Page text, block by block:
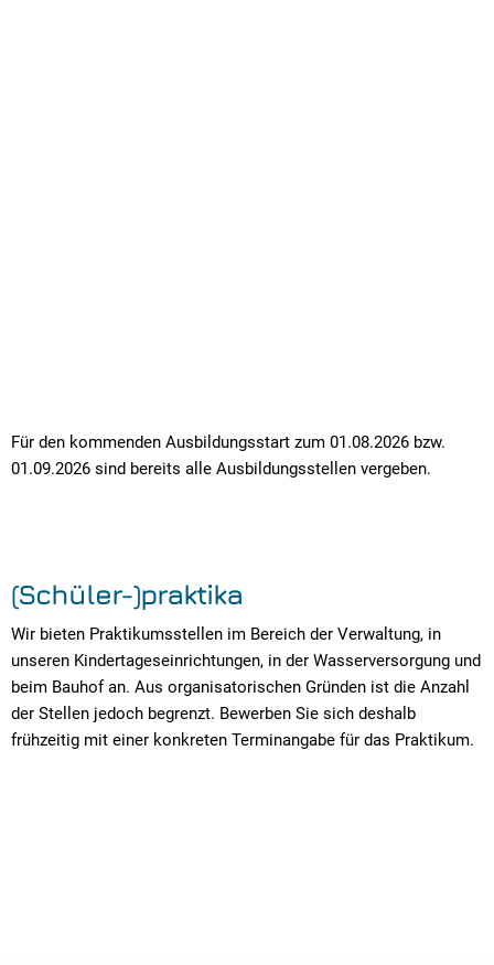
Für den kommenden Ausbildungsstart zum 01.08.2026 bzw.
01.09.2026 sind bereits alle Ausbildungsstellen vergeben.
(Schüler-)praktika
Wir bieten Praktikumsstellen im Bereich der Verwaltung, in
unseren Kindertageseinrichtungen, in der Wasserversorgung und
beim Bauhof an. Aus organisatorischen Gründen ist die Anzahl
der Stellen jedoch begrenzt. Bewerben Sie sich deshalb
frühzeitig mit einer konkreten Terminangabe für das Praktikum.